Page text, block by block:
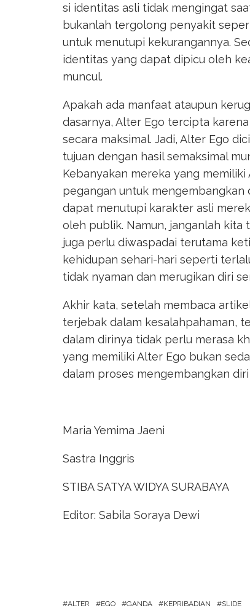
si identitas asli tidak mengingat
bukanlah tergolong penyakit
untuk menutupi kekurangannya.
identitas yang dapat dipicu oleh
muncul.
Apakah ada manfaat ataupun
dasarnya, Alter Ego tercipta
secara maksimal. Jadi, Alter Ego
tujuan dengan hasil semaksimal
Kebanyakan mereka yang
pegangan untuk mengembangkan
dapat menutupi karakter asli
oleh publik. Namun, janganlah
juga perlu diwaspadai terutama
kehidupan sehari-hari seperti
tidak nyaman dan merugikan diri
Akhir kata, setelah membaca
terjebak dalam kesalahpahaman,
dalam dirinya tidak perlu merasa
yang memiliki Alter Ego bukan
dalam proses mengembangkan
Maria Yemima Jaeni
Sastra Inggris
STIBA SATYA WIDYA SURABAYA
Editor: Sabila Soraya Dewi
ALTER EGO GANDA KEPRIBADIAN SLIDE